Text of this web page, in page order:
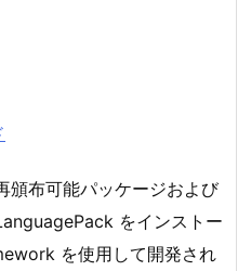
頒布可能パッケージおよび
をインストー
を使用して開発され